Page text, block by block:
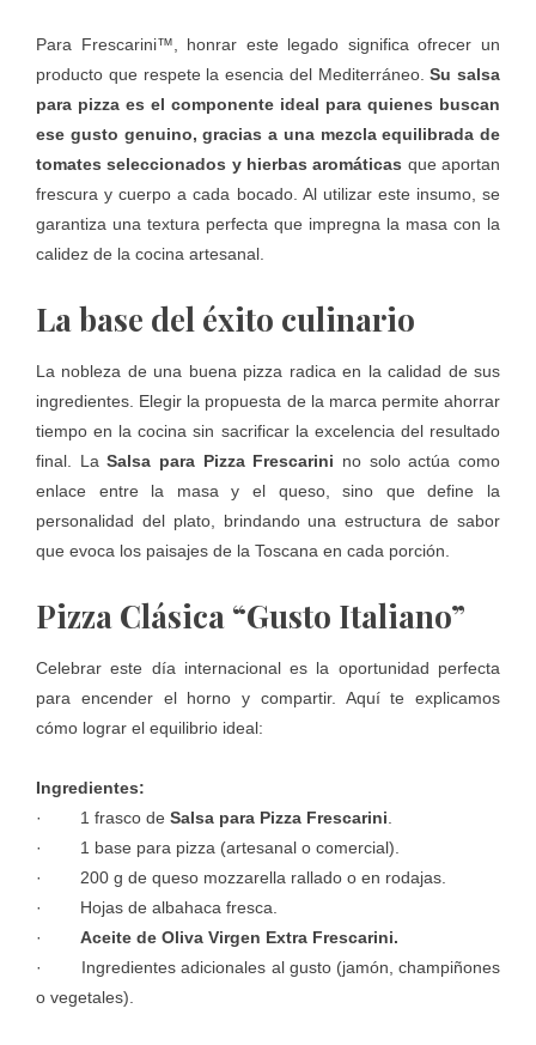
Para Frescarini™,
honrar este legado significa ofrecer un
producto que respete la esencia del Mediterráneo.Su salsa
para pizza es el componente ideal para quienes buscan
ese gusto genuino, gracias a una mezcla equilibrada de
tomates seleccionados y hierbas aromáticas que aportan
frescura y cuerpo a cada bocado. Al utilizar este insumo, se
garantiza una textura perfecta que impregna la masa con la
calidez de la cocina artesanal.
La base del éxito culinario
La nobleza de una buena pizza radica en la calidad de sus
ingredientes. Elegir la propuesta de la marca permite ahorrar
tiempo en la cocina sin sacrificar la excelencia del resultado
final. LaSalsa para Pizza Frescarini no solo actúa como
enlace entre la masa y el queso, sino que define la
personalidad del plato, brindando una estructura de sabor
que evoca los paisajes de la Toscana en cada porción.
Pizza Clásica “Gusto Italiano”
Celebrar este día internacional es la oportunidad perfecta
para encender el horno y compartir. Aquí te explicamos
cómo lograr el equilibrio ideal:
Ingredientes:
· 1 frasco de Salsa para Pizza Frescarini
· 1 base para pizza (artesanal o comercial).
· 200 g de queso mozzarella rallado o en rodajas.
· Hojas de albahaca fresca.
· Aceite de Oliva Virgen Extra Frescarini.
· Ingredientes adicionales al gusto (jamón, champiñones
o vegetales).